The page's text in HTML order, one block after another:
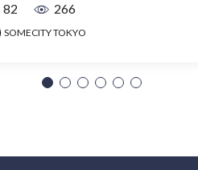
82
266
SOMECITY TOKYO